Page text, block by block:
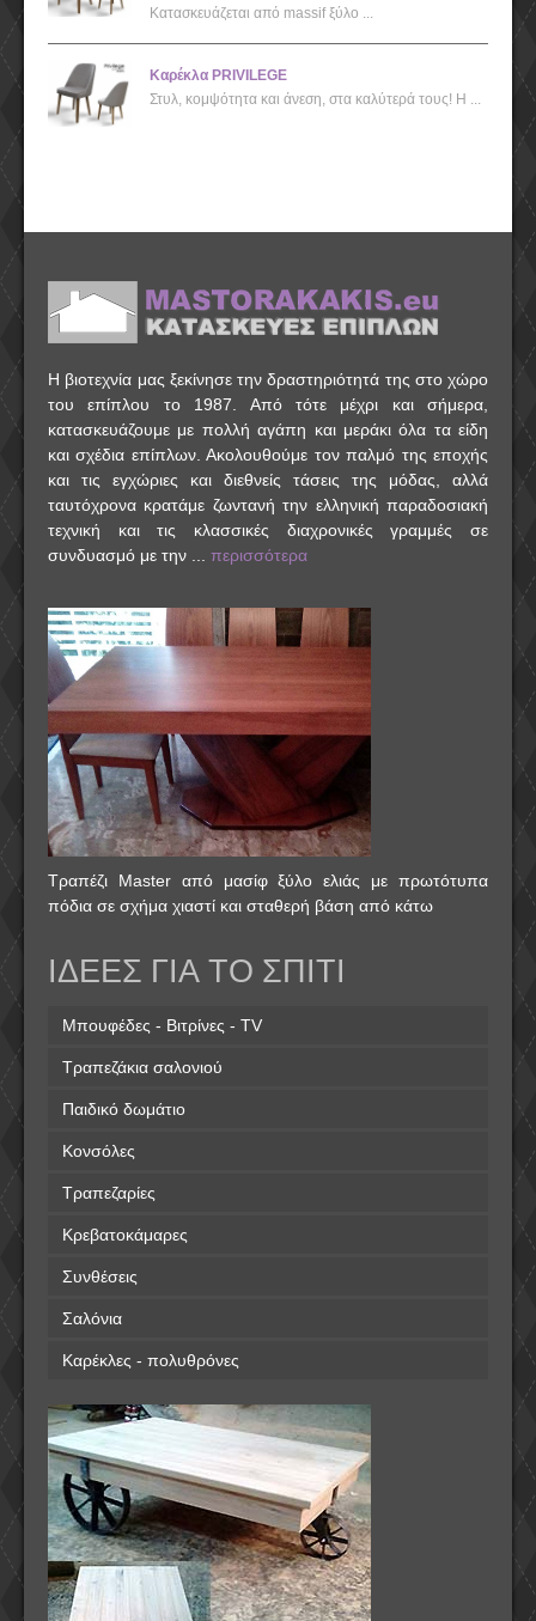
Κατασκευάζεται από massif ξύλο ...
Καρέκλα PRIVILEGE
Στυλ, κομψότητα και άνεση, στα καλύτερά τους! Η ...
Η βιοτεχνία μας ξεκίνησε την δραστηριότητά της στο χώρο
του επίπλου το 1987. Από τότε μέχρι και σήμερα,
κατασκευάζουμε με πολλή αγάπη και μεράκι όλα τα είδη
και σχέδια επίπλων. Ακολουθούμε τον παλμό της εποχής
και τις εγχώριες και διεθνείς τάσεις της μόδας, αλλά
ταυτόχρονα κρατάμε ζωντανή την ελληνική παραδοσιακή
τεχνική και τις κλασσικές διαχρονικές γραμμές σε
συνδυασμό με την ... περισσότερα
Τραπέζι Master από μασίφ ξύλο ελιάς με πρωτότυπα
πόδια σε σχήμα χιαστί και σταθερή βάση από κάτω
ΙΔΕΕΣ ΓΙΑ ΤΟ ΣΠΙΤΙ
Μπουφέδες - Βιτρίνες - TV
Τραπεζάκια σαλονιού
Παιδικό δωμάτιο
Κονσόλες
Τραπεζαρίες
Κρεβατοκάμαρες
Συνθέσεις
Σαλόνια
Καρέκλες - πολυθρόνες